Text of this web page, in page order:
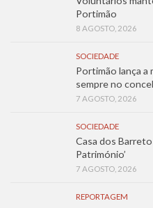
Portimão
8 AGOSTO, 2026
SOCIEDADE
Portimão lança a
sempre no
7 AGOSTO, 2026
SOCIEDADE
Casa dos
Património’
7 AGOSTO, 2026
REPORTAGEM